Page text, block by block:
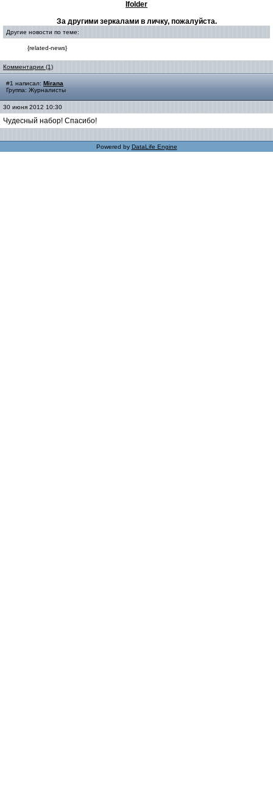
Ifolder
За другими зеркалами в личку, пожалуйста.
Другие новости по теме:
{related-news}
Комментарии (1)
#1 написал: Mirana
Группа: Журналисты
30 июня 2012 10:30
Чудесный набор! Спасибо!
Powered by DataLife Engine